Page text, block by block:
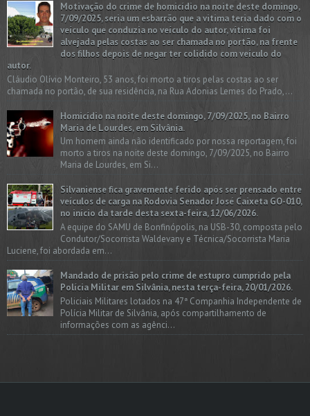
Motivação do crime de homicídio na noite deste domingo,
7/09/2025, seria um esbarrão que a vitima teria dado com o
veículo que conduzia no veículo do autor, vítima foi
alvejada pelas costas ao ser chamada no portão, na frente
dos filhos depois de negar ter colidido com veículo do
autor.
Cláudio Olívio Monteiro, 53 anos, foi morto a tiros pelas costas ao ser
chamada no portão, de sua residência, na Rua Adonias Lemes do Prado,...
Homicídio na noite deste domingo, 7/09/2025, no Bairro
Maria de Lourdes, em Silvânia.
Um homem ainda não identificado por nossa reportagem, foi
morto a tiros na noite deste domingo, 7/09/2025, no Bairro
Maria de Lourdes, em Si...
Silvaniense fica gravemente ferido após ser prensado entre
veículos de carga na Rodovia Senador José Caixeta GO-010,
no início da tarde desta sexta-feira, 12/06/2026.
A equipe do SAMU de Bonfinópolis, na USB-30, composta pelo
Condutor/Socorrista Waldevany e Técnica/Socorrista Maria
Luciene, foi abordada em...
Mandado de prisão pelo crime de estupro cumprido pela
Polícia Militar em Silvânia, nesta terça-feira, 20/01/2026.
Policiais Militares lotados na 47ª Companhia Independente de
Polícia Militar de Silvânia, após compartilhamento de
informações com as agênci...